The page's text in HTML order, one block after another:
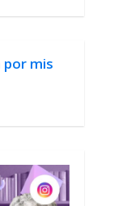
por mis